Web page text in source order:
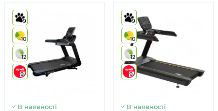
9
10
12
9
В наявності
9
10
12
9
В наявності